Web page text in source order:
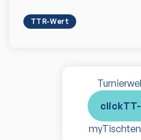
TTR-Wert